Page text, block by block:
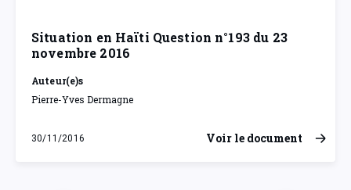
Situation en Haïti Question n°193 du 23
novembre 2016
Auteur(e)s
Pierre-Yves Dermagne
30/11/2016
mercredi 30 novembre 2016
Voir le document